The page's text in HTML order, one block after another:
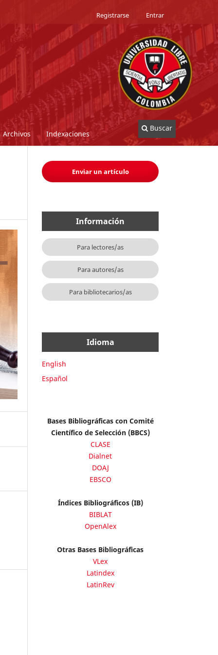
Archivos Indexaciones
Buscar
Registrarse Entrar
Enviar un artículo
Información
Para lectores/as
Para autores/as
Para bibliotecarios/as
Idioma
English
Español
Bases Bibliográficas con Comité
Científico de Selección (BBCS)
CLASE
Dialnet
DOAJ
EBSCO
Índices Bibliográficos (IB)
BIBLAT
OpenAlex
Otras Bases Bibliográficas
VLex
Latindex
LatinRev